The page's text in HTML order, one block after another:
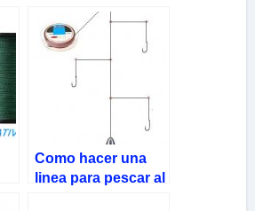
Como hacer una
linea para pescar al